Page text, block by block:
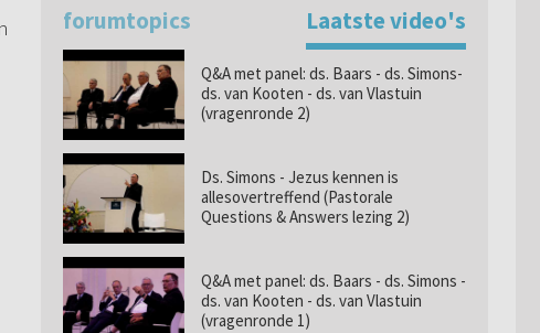
forumtopics Laatste video's
Q&A met panel: ds. Baars - ds. Simons-
ds. van Kooten - ds. van Vlastuin
(vragenronde 2)
Ds. Simons - Jezus kennen is
allesovertreffend (Pastorale
Questions & Answers lezing 2)
Q&A met panel: ds. Baars - ds. Simons -
ds. van Kooten - ds. van Vlastuin
(vragenronde 1)